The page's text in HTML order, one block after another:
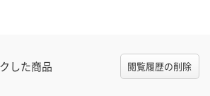
した商品 閲覧履歴の削除